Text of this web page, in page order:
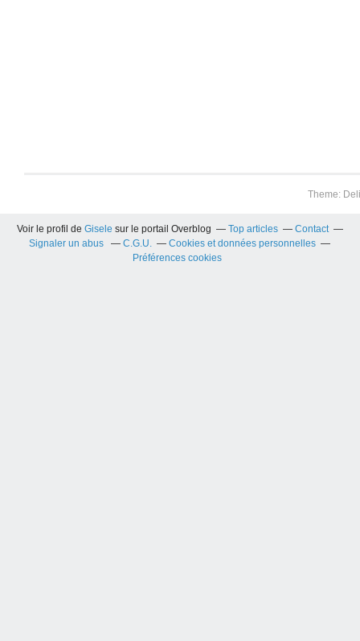
Theme:
Voir le profil de Gisele sur le portail Overblog Top articles
Contact
Signaler un abus
C.G.U.
Cookies et données personnelles
Préférences cookies